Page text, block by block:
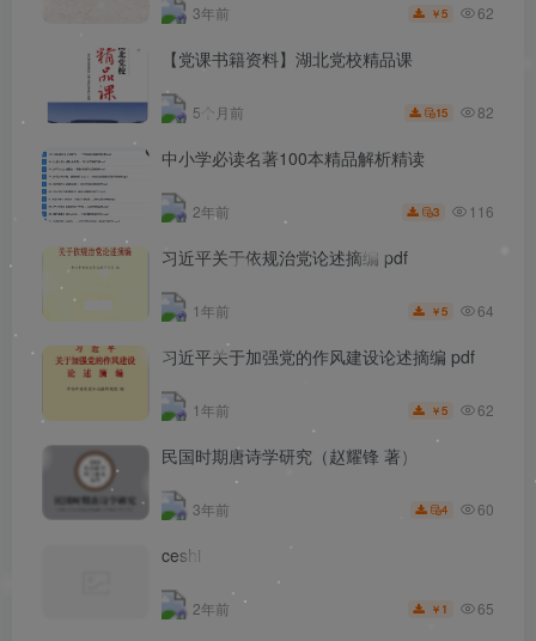
3年前 ￥5 62
【党课书籍资料】湖北党校精品课
5个月前 15 82
中小学必读名著100本精品解析精读
2年前 3 116
习近平关于依规治党论述摘编 pdf
1年前 ￥5 64
习近平关于加强党的作风建设论述摘编 pdf
1年前 ￥5 62
民国时期唐诗学研究（赵耀锋 著）
3年前 4 60
ceshi
2年前 ￥ 1 65